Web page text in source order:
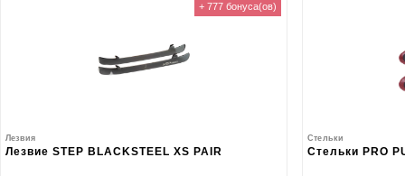
+ 777 бонуса(ов)
Лезвия
Лезвие STEP BLACKSTEEL XS PAIR
Стельки
Стельки PRO